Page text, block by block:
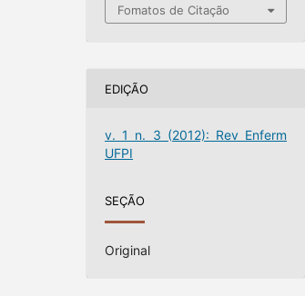
Fomatos de Citação
EDIÇÃO
v. 1 n. 3 (2012): Rev Enferm
UFPI
SEÇÃO
Original